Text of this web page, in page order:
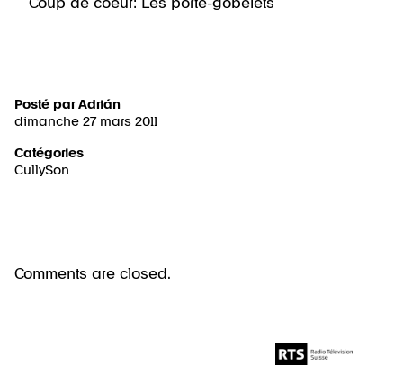
Coup de coeur: Les porte-gobelets
Posté par Adrián
dimanche 27 mars 2011
Catégories
CullySon
Comments are closed.